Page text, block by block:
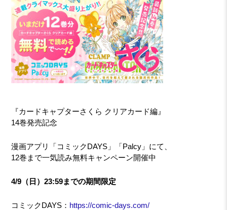
『カードキャプターさくら クリアカード編』
14巻発売記念
漫画アプリ「コミックDAYS」「Palcy」にて、
12巻まで一気読み無料キャンペーン開催中
4/9（日）23:59までの期間限定
コミックDAYS： https://comic-days.com/